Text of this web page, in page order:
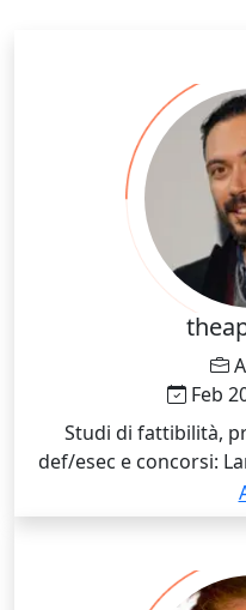
Feb
Studi di fattibilità,
def/esec e concorsi:
Naumburg.
Bühnen Schwedt.
Theater FFT